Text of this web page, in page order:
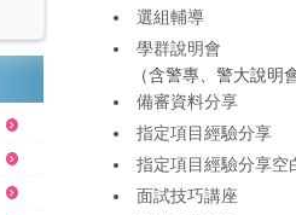
選組輔導
學群說明會
（含警專、警大說明
備審資料分享
指定項目經驗分享
指定項目經驗分享空
面試技巧講座